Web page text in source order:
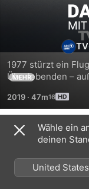
1977 stürzt ein
Überlebenden –
auch zwei Familien
später macht sich
Lévêque), das
Herkunft zu
MEHR
2019 · 47m
Staffel 1
Wähle ein
deinen
United States